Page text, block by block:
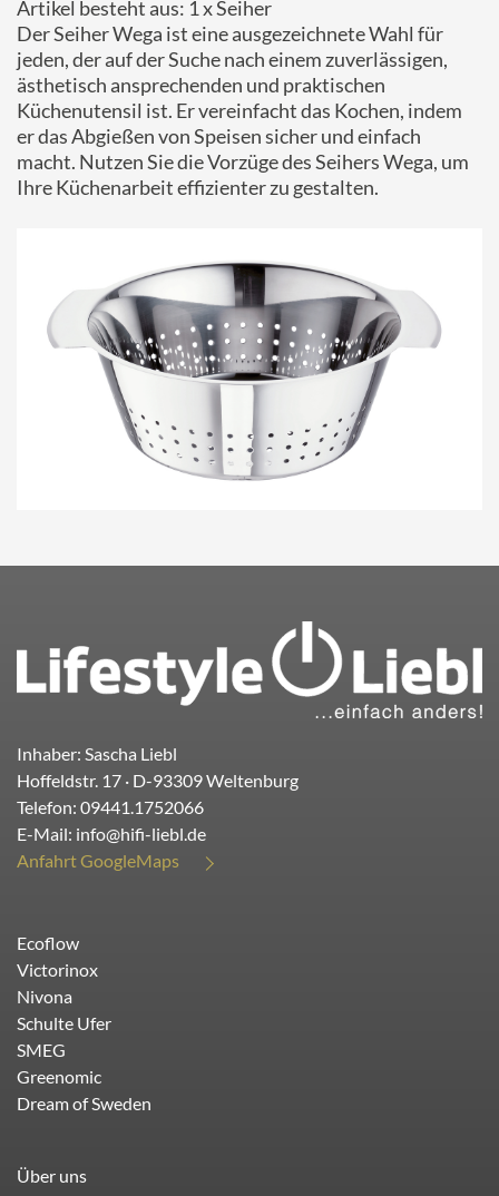
Artikel besteht aus: 1 x Seiher
Der Seiher Wega ist eine ausgezeichnete Wahl für
jeden, der auf der Suche nach einem zuverlässigen,
ästhetisch ansprechenden und praktischen
Küchenutensil ist. Er vereinfacht das Kochen, indem
er das Abgießen von Speisen sicher und einfach
macht. Nutzen Sie die Vorzüge des Seihers Wega, um
Ihre Küchenarbeit effizienter zu gestalten.
Inhaber: Sascha Liebl
Hoffeldstr. 17 · D-93309Weltenburg
Telefon: 09441.1752066
E-Mail: info@hifi-liebl.de
Anfahrt GoogleMaps
Ecoflow
Victorinox
Nivona
Schulte Ufer
SMEG
Greenomic
Dream of Sweden
Über uns